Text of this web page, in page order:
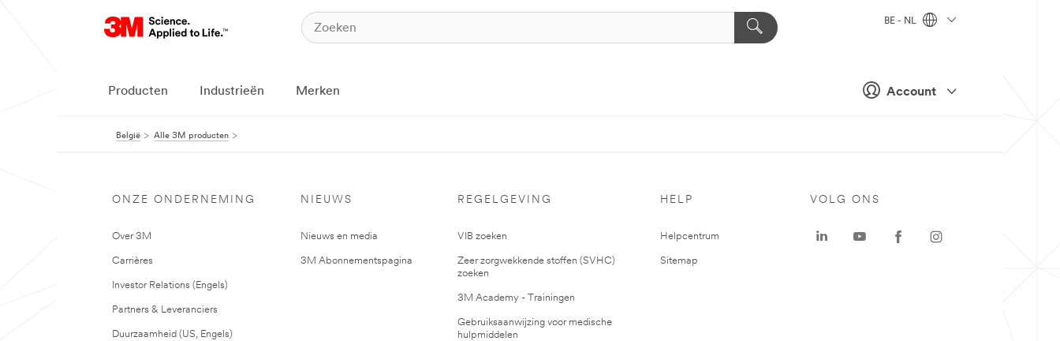
Account
BE - NL
Producten Industrieën Merken
België Alle 3M producten
ONZE ONDERNEMING
Over 3M
Carrières
Investor Relations (Engels)
Partners & Leveranciers
Duurzaamheid (US, Engels)
NIEUWS
Nieuws en media
3M Abonnementspagina
REGELGEVING
VIB zoeken
Zeer zorgwekkende stoffen (SVHC)
zoeken
3M Academy - Trainingen
Gebruiksaanwijzing voor medische
hulpmiddelen
HELP
Helpcentrum
Sitemap
VOLG ONS